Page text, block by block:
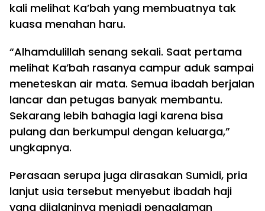
kali melihat Ka’bah yang membuatnya tak
kuasa menahan haru.
“Alhamdulillah senang sekali. Saat pertama
melihat Ka’bah rasanya campur aduk sampai
meneteskan air mata. Semua ibadah berjalan
lancar dan petugas banyak membantu.
Sekarang lebih bahagia lagi karena bisa
pulang dan berkumpul dengan keluarga,”
ungkapnya.
Perasaan serupa juga dirasakan Sumidi, pria
lanjut usia tersebut menyebut ibadah haji
yang dijalaninya menjadi pengalaman